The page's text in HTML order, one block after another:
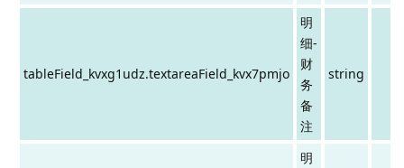
tableField_kvxg1udz.textareaField_kvx7pmjo
明
细-
财
务
备
注
string
明